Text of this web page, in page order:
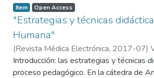
identificadas por los estudiantes. Lo
se traducen en años; para preparar el
proceso educativo y lograr una
Es importante mencionar, que la salud
estudiantes, docentes y laboratoristas;
estructuras corporales, consecuencias
Item Open Access
"Estrategias y técnicas
Humana"
(Revista Médica Electrónica, 2017-07)
Introducción: las estrategias y técnicas
proceso pedagógico. En la cátedra de